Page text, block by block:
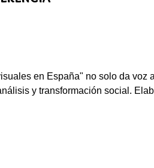
en España" no solo da
y transformación social.